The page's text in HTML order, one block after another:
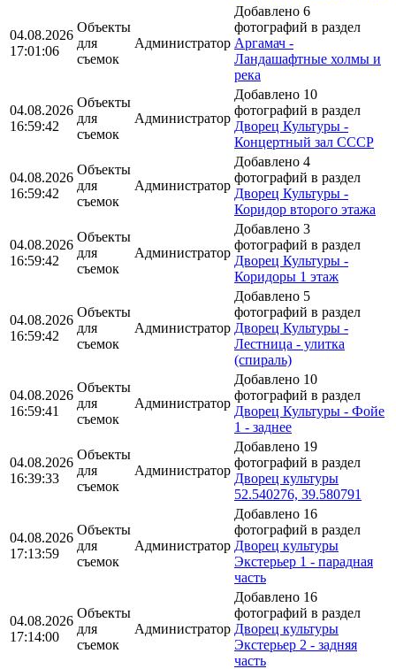
04.08.2026
17:01:06
Объекты
для
съемок
Администратор
Добавлено 6
фотографий в раздел
Аргамач -
Ландашафтные холмы и
река
04.08.2026
16:59:42
Объекты
для
съемок
Администратор
Добавлено 10
фотографий в раздел
Дворец Культуры -
Концертный зал СССР
04.08.2026
16:59:42
Объекты
для
съемок
Администратор
Добавлено 4
фотографий в раздел
Дворец Культуры -
Коридор второго этажа
04.08.2026
16:59:42
Объекты
для
съемок
Администратор
Добавлено 3
фотографий в раздел
Дворец Культуры -
Коридоры 1 этаж
04.08.2026
16:59:42
Объекты
для
съемок
Администратор
Добавлено 5
фотографий в раздел
Дворец Культуры -
Лестница - улитка
(спираль)
04.08.2026
16:59:41
Объекты
для
съемок
Администратор
Добавлено 10
фотографий в раздел
Дворец Культуры - Фойе
1 - заднее
04.08.2026
16:39:33
Объекты
для
съемок
Администратор
Добавлено 19
фотографий в раздел
Дворец культуры
52.540276, 39.580791
04.08.2026
17:13:59
Объекты
для
съемок
Администратор
Добавлено 16
фотографий в раздел
Дворец культуры
Экстерьер 1 - парадная
часть
04.08.2026
17:14:00
Объекты
для
съемок
Администратор
Добавлено 16
фотографий в раздел
Дворец культуры
Экстерьер 2 - задняя
часть